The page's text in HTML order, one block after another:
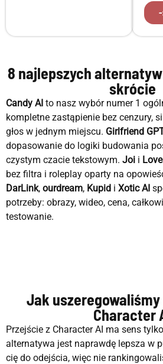
8 najlepszych
skrócie
Candy AI to nasz wybór numer 1
kompletne zastąpienie bez cenzury,
głos w jednym miejscu. Girlfriend
dopasowanie do logiki budowania
czystym czacie tekstowym. Joi i
bez filtra i roleplay oparty na
DarLink, ourdream, Kupid i Xotic AI
potrzeby: obrazy, wideo, cena,
testowanie.
Jak
Character
Przejście z Character AI ma sens
alternatywa jest naprawdę lepsza w
cię do odejścia, więc nie